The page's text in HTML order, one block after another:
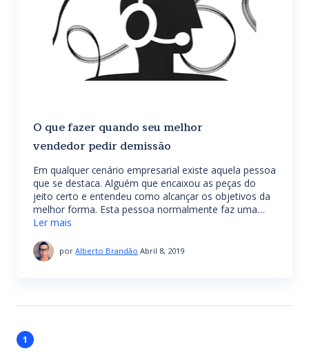
O que fazer quando seu melhor
vendedor pedir demissão
Em qualquer cenário empresarial existe aquela pessoa
que se destaca. Alguém que encaixou as peças do
jeito certo e entendeu como alcançar os objetivos da
melhor forma. Esta pessoa normalmente faz uma…
Ler mais
porAlberto Brandão Abril 8, 2019
1